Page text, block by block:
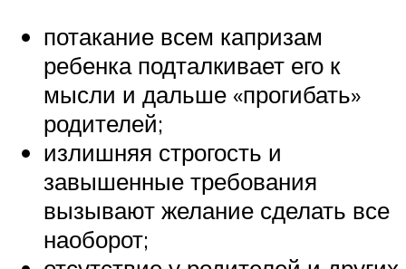
потакание всем капризам
ребенка подталкивает его к
мысли и дальше «прогибать»
родителей;
излишняя строгость и
завышенные требования
вызывают желание сделать все
наоборот;